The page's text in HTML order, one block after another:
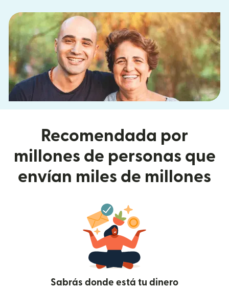
Recomendada por
millones de personas que
envían miles de millones
Sabrás donde está tu dinero